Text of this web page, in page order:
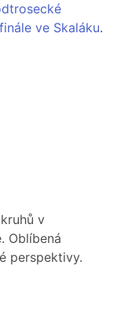
ve Skaláku.
v
Oblíbená
perspektivy.